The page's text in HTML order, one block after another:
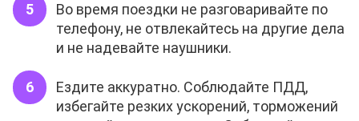
Во время поездки не разговаривайте по
телефону, не отвлекайтесь на другие дела
и не надевайте наушники.
Ездите аккуратно. Соблюдайте ПДД,
избегайте резких ускорений, торможений